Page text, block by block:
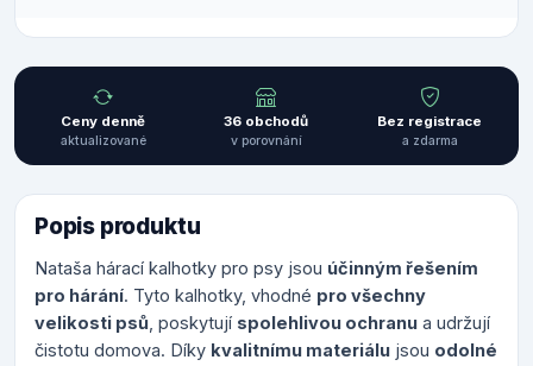
Ceny denně
aktualizované
36 obchodů
v porovnání
Bez registrace
a zdarma
Popis produktu
Nataša hárací kalhotky pro psy jsou účinným řešením
pro hárání. Tyto kalhotky, vhodné pro všechny
velikosti psů , poskytují spolehlivou ochranu a udržují
čistotu domova. Díky kvalitnímu materiálu jsou odolné